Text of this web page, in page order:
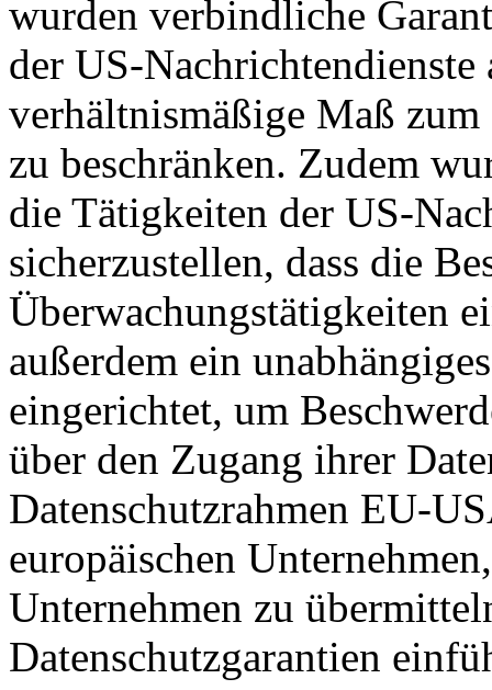
wurden verbindliche
der US-
verhältnismäßige Maß
zu beschränken. Zudem
die Tätigkeiten der US-
sicherzustellen, dass die
Überwachungstätigkeiten
außerdem ein
eingerichtet, um
über den Zugang ihrer
Datenschutzrahmen EU-
europäischen
Unternehmen zu
Datenschutzgarantien